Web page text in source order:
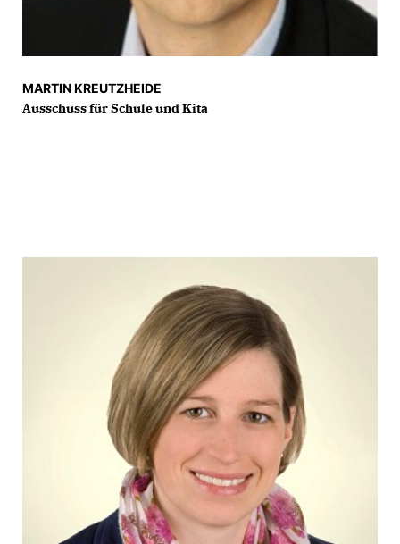
MARTIN KREUTZHEIDE
Ausschuss für Schule und Kita